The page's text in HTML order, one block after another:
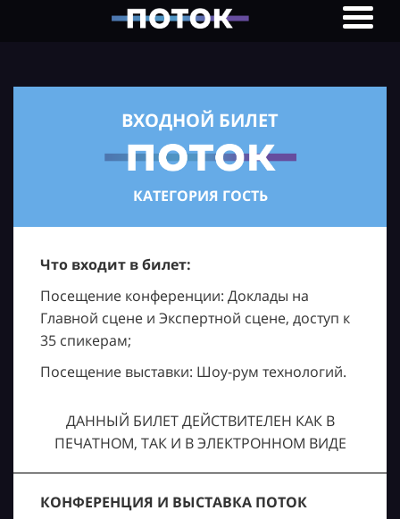
ВХОДНОЙ БИЛЕТ
КАТЕГОРИЯ ГОСТЬ
Что входит в билет:
Посещение конференции: Доклады на
Главной сцене и Экспертной сцене, доступ к
35 спикерам;
Посещение выставки: Шоу-рум технологий.
ДАННЫЙ БИЛЕТ ДЕЙСТВИТЕЛЕН КАК В
ПЕЧАТНОМ, ТАК И В ЭЛЕКТРОННОМ ВИДЕ
КОНФЕРЕНЦИЯ И ВЫСТАВКА ПОТОК